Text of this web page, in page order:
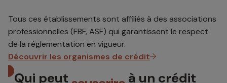
Tous ces établissements sont affiliés à des associations
professionnelles (FBF, ASF) qui garantissent le respect
de la réglementation en vigueur.
Découvrir les organismes de crédit
Qui peut
à un crédit